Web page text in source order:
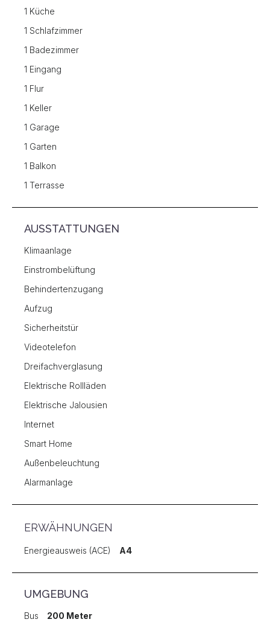
1 Küche
1 Schlafzimmer
1 Badezimmer
1 Eingang
1 Flur
1 Keller
1 Garage
1 Garten
1 Balkon
1 Terrasse
AUSSTATTUNGEN
Klimaanlage
Einstrombelüftung
Behindertenzugang
Aufzug
Sicherheitstür
Videotelefon
Dreifachverglasung
Elektrische Rollläden
Elektrische Jalousien
Internet
Smart Home
Außenbeleuchtung
Alarmanlage
ERWÄHNUNGEN
Energieausweis (ACE) A4
UMGEBUNG
Bus 200 Meter